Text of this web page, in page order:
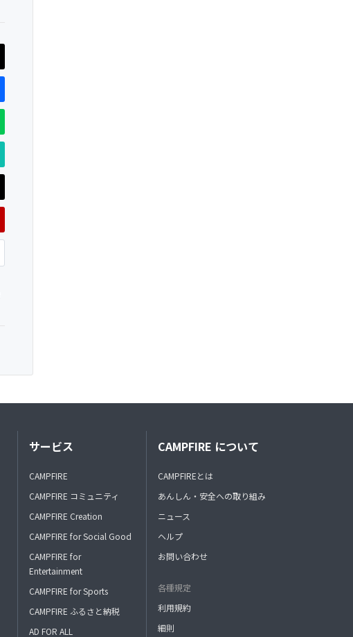
サービス
CAMPFIRE
CAMPFIRE コミュニティ
CAMPFIRE Creation
CAMPFIRE for Social Good
CAMPFIRE for
Entertainment
CAMPFIRE for Sports
CAMPFIRE ふるさと納税
AD FOR ALL
CAMPFIRE について
CAMPFIREとは
あんしん・安全への取り組み
ニュース
ヘルプ
お問い合わせ
各種規定
利用規約
細則